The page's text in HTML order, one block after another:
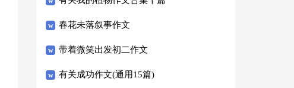
春花未落叙事作文
带着微笑出发初二作文
有关成功作文(通用15篇)